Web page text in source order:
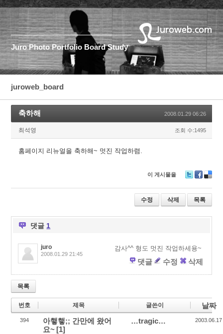
Juro Photo Portfolio Board Study
juroweb_board
축하해 2008.01.29 06:26
최석영 조회 수:1495
홈페이지 리뉴얼을 축하해~ 멋진 작업하렴.
이 게시물을
wi
er
ac
e
b
eli
ci
o
수정 삭제 목록
댓글 1
juro
2008.01.29 21:45
감사^^ 형도 멋진 작업하세용~
댓글 수정 삭제
목록
번호 제목 글쓴이 날짜
394
아햏햏;; 간만에 왔어
요~ [1]
…tragic… 2003.06.17